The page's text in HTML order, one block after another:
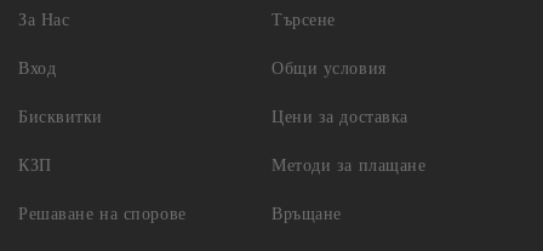
За Нас
Вход
Търсене
Общи условия
Бисквитки
КЗП
Решаване на спорове
Цени за доставка
Методи за плащане
Връщане